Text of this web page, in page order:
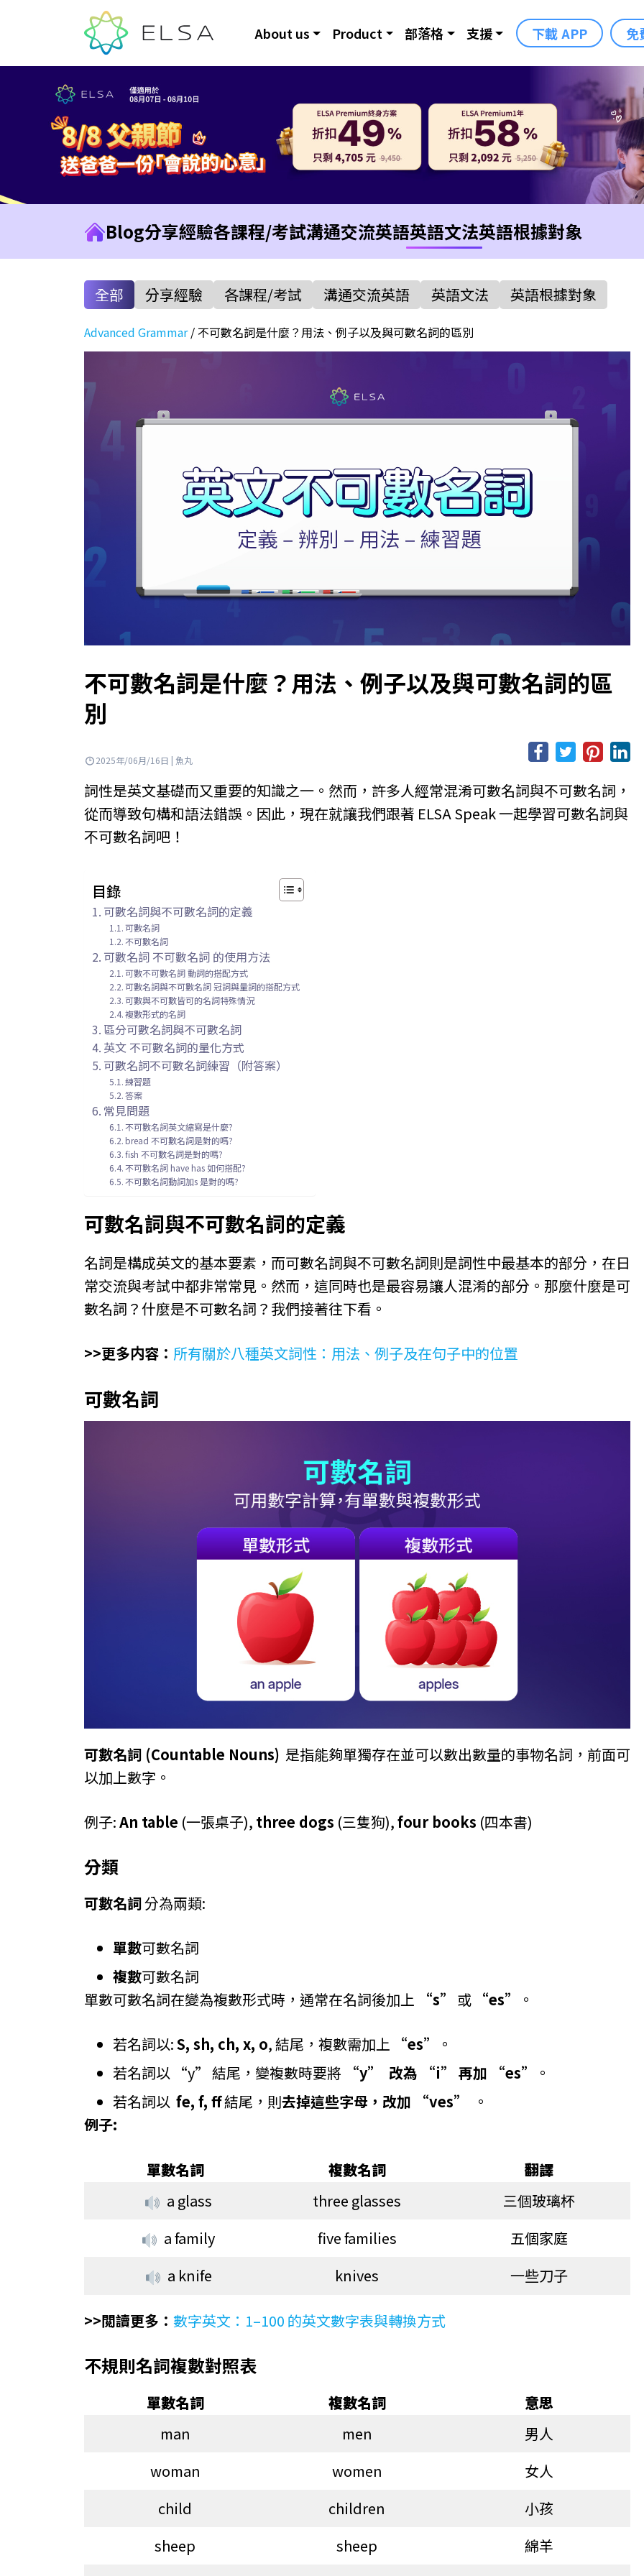
About us Product 部落格 支援 下載 APP 免
Blog分享經驗各課程/考試溝通交流英語英語文法英語根據對象
全部 分享經驗 各課程/考試 溝通交流英語 英語文法 英語根據對象
Advanced Grammar/不可數名詞是什麼？用法、例子以及與可數名詞的區別
不可數名詞是什麼？用法、例子以及與可數名詞的區
別
2025年/06月/16日 | 魚丸
詞性是英文基礎而又重要的知識之一。然而，許多人經常混淆可數名詞與不可數名詞，
從而導致句構和語法錯誤。因此，現在就讓我們跟著 ELSA Speak 一起學習可數名詞與
不可數名詞吧！
目錄
可數名詞與不可數名詞的定義
可數名詞
不可數名詞
可數名詞 不可數名詞 的使用方法
可數不可數名詞 動詞的搭配方式
可數名詞與不可數名詞 冠詞與量詞的搭配方式
可數與不可數皆可的名詞特殊情況
複數形式的名詞
區分可數名詞與不可數名詞
英文 不可數名詞的量化方式
可數名詞不可數名詞練習（附答案）
練習題
答案
常見問題
不可數名詞英文縮寫是什麼?
bread 不可數名詞是對的嗎?
fish 不可數名詞是對的嗎?
不可數名詞 have has 如何搭配?
不可數名詞動詞加s 是對的嗎?
可數名詞與不可數名詞的定義
名詞是構成英文的基本要素，而可數名詞與不可數名詞則是詞性中最基本的部分，在日
常交流與考試中都非常常見。然而，這同時也是最容易讓人混淆的部分。那麼什麼是可
數名詞？什麼是不可數名詞？我們接著往下看。
>>更多内容： 所有關於八種英文詞性：用法、例子及在句子中的位置
可數名詞
可數名詞 (Countable Nouns) 是指能夠單獨存在並可以數出數量的事物名詞，前面可
以加上數字。
例子:An table (⼀張桌⼦), three dogs (三隻狗),four books (四本書)
分類
可數名詞分為兩類:
單數可數名詞
複數可數名詞
單數可數名詞在變為複數形式時，通常在名詞後加上 “s” 或 “es” 。
若名詞以:S, sh, ch, x, o, 結尾，複數需加上 “es”
。
若名詞以 “y” 結尾，變複數時要將 “y” 改為 “i” 再加 “es”
。
若名詞以 fe, f, ff結尾，則去掉這些字母，改加 “ves”
。
例子:
單數名詞 複數名詞
翻譯
a glass
three glasses
三個玻璃杯
a family
five families
五個家庭
a knife
knives 一些刀子
>>閲讀更多： 數字英文：1–100 的英文數字表與轉換方式
不規則名詞複數對照表
單數名詞 複數名詞
意思
man
men
男人
woman
women
女人
child
children
小孩
sheep
sheep
綿羊